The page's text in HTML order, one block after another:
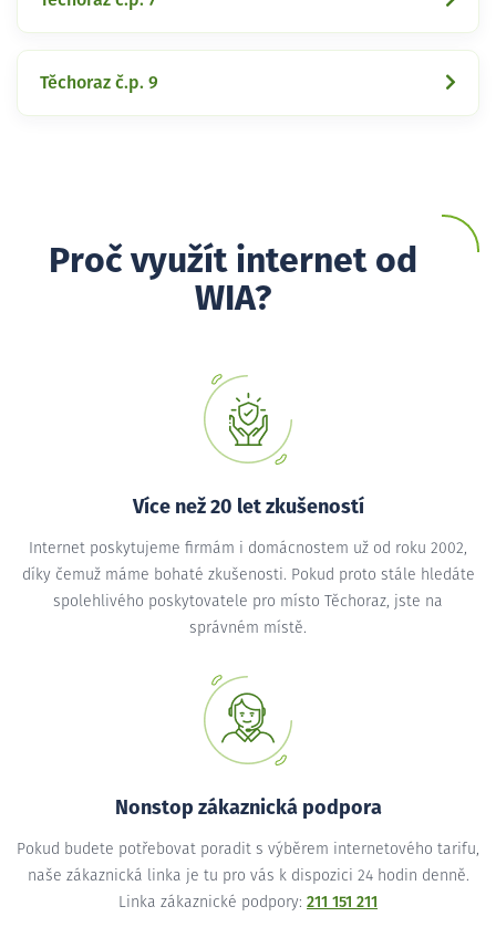
Těchoraz č.p. 9
Proč využít internet od
WIA?
Více než 20 let zkušeností
Internet poskytujeme firmám i domácnostem už od roku 2002,
díky čemuž máme bohaté zkušenosti. Pokud proto stále hledáte
spolehlivého poskytovatele pro místo Těchoraz, jste na
správném místě.
Nonstop zákaznická podpora
Pokud budete potřebovat poradit s výběrem internetového tarifu,
naše zákaznická linka je tu pro vás k dispozici 24 hodin denně.
Linka zákaznické podpory: 211 151 211